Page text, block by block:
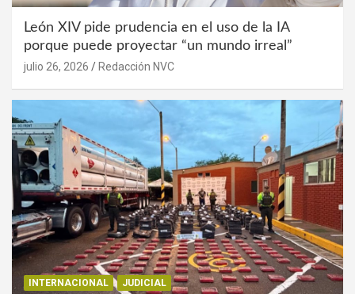
León XIV pide prudencia en el uso de la IA
porque puede proyectar “un mundo irreal”
julio 26, 2026 Redacción NVC
INTERNACIONAL JUDICIAL